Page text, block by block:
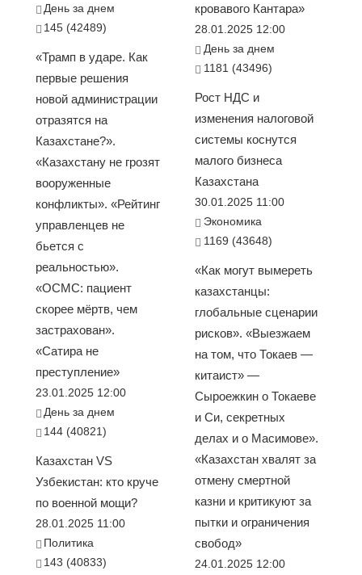
День за днем
145 (42489)
«Трамп в ударе. Как
первые решения
новой администрации
отразятся на
Казахстане?».
«Казахстану не грозят
вооруженные
конфликты». «Рейтинг
управленцев не
бьется с
реальностью».
«ОСМС: пациент
скорее мёртв, чем
застрахован».
«Сатира не
преступление»
23.01.2025 12:00
День за днем
144 (40821)
Казахстан VS
Узбекистан: кто круче
по военной мощи?
28.01.2025 11:00
Политика
143 (40833)
кровавого Кантара»
28.01.2025 12:00
День за днем
1181 (43496)
Рост НДС и
изменения налоговой
системы коснутся
малого бизнеса
Казахстана
30.01.2025 11:00
Экономика
1169 (43648)
«Как могут вымереть
казахстанцы:
глобальные сценарии
рисков». «Выезжаем
на том, что Токаев —
китаист» —
Сыроежкин о Токаеве
и Си, секретных
делах и о Масимове».
«Казахстан хвалят за
отмену смертной
казни и критикуют за
пытки и ограничения
свобод»
24.01.2025 12:00